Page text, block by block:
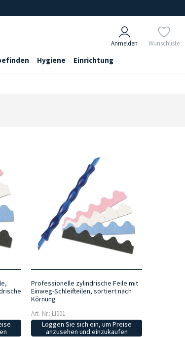
Anmelden Wunschliste
Hygiene Einrichtung
Professionelle zylindrische Feile mit
Einweg-Schleifteilen, sortiert nach
Körnung
Art.-Nr.: LI001
Loggen Sie sich ein, um Preise
anzusehen und einzukaufen